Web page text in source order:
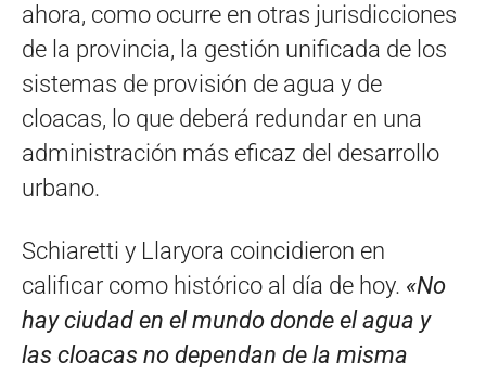
ahora, como ocurre en otras jurisdicciones
de la provincia, la gestión unificada de los
sistemas de provisión de agua y de
cloacas, lo que deberá redundar en una
administración más eficaz del desarrollo
urbano.
Schiaretti y Llaryora coincidieron en
calificar como histórico al día de hoy. «No
hay ciudad en el mundo donde el agua y
las cloacas no dependan de la misma